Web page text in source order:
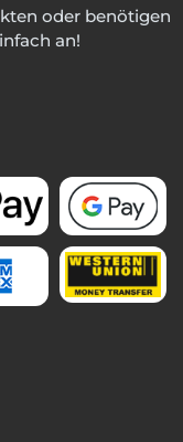
oder benötigen
an!